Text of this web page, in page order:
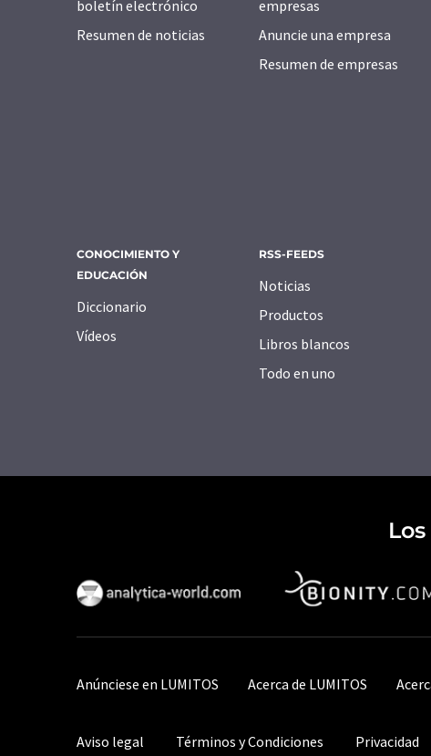
boletín electrónico
Resumen de noticias
empresas
Anuncie una empresa
Resumen de empresas
CONOCIMIENTO Y
EDUCACIÓN
Diccionario
Vídeos
RSS-FEEDS
Noticias
Productos
Libros blancos
Todo en uno
Anúnciese en LUMITOS Acerca de LUMITOS
Aviso legal Términos y Condiciones Privacidad